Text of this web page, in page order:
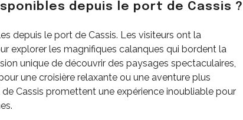
depuis le port de Cassis ?
depuis le port de Cassis. Les visiteurs ont la
explorer les magnifiques calanques qui bordent la
unique de découvrir des paysages spectaculaires,
une croisière relaxante ou une aventure plus
Cassis promettent une expérience inoubliable pour